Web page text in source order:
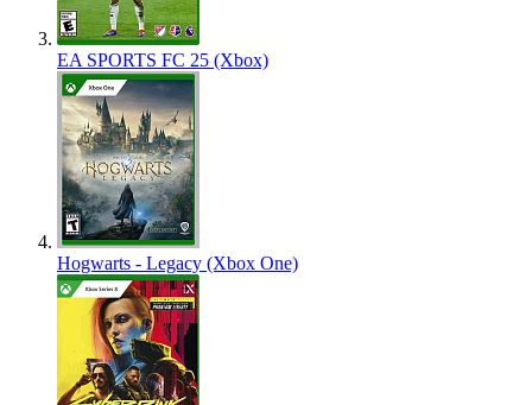
EA SPORTS FC 25 (Xbox)
Hogwarts - Legacy (Xbox One)